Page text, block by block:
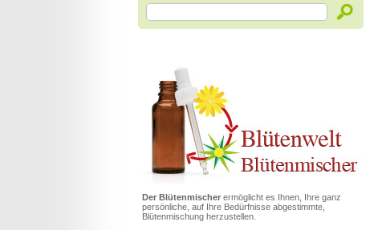
Der Blütenmischer ermöglicht es Ihnen, Ihre ganz
persönliche, auf Ihre Bedürfnisse abgestimmte,
Blütenmischung herzustellen.